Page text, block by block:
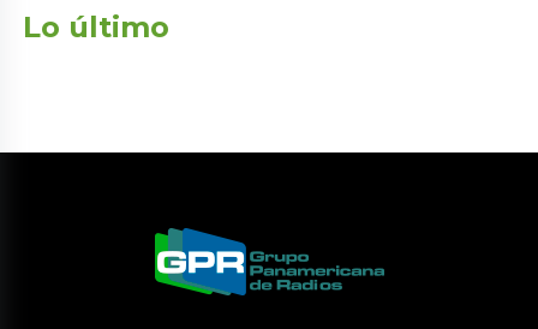
Lo último